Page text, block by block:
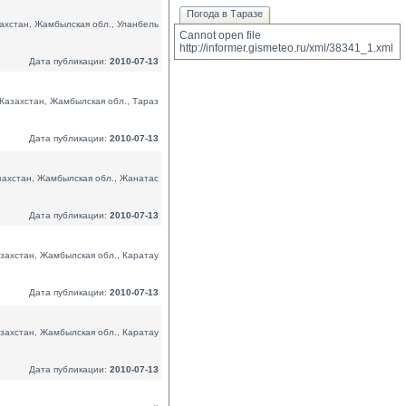
Жамбылская обл., Уланбель
Дата публикации: 2010-07-13
Казахстан, Жамбылская обл., Тараз
Дата публикации: 2010-07-13
Жамбылская обл., Жанатас
Дата публикации: 2010-07-13
Жамбылская обл., Каратау
Дата публикации: 2010-07-13
Жамбылская обл., Каратау
Дата публикации: 2010-07-13
Погода в Таразе
Cannot open file
http://informer.gismeteo.ru/xml/38341_1.xml